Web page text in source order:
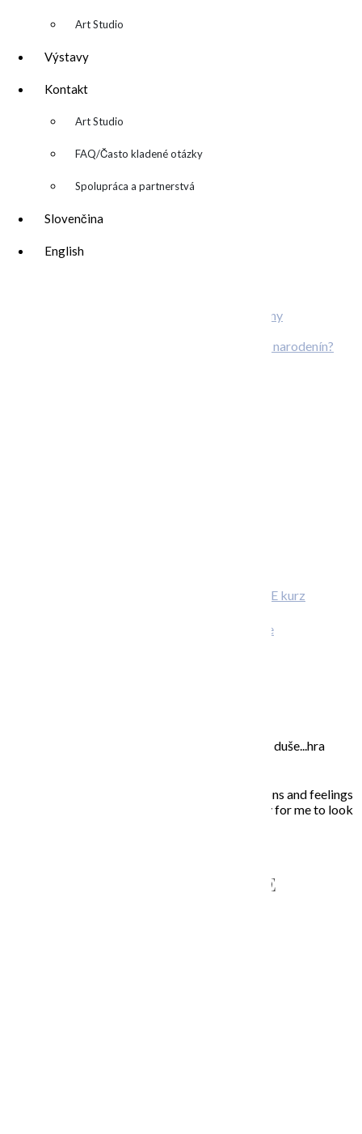
▼ Art Studio
Výstavy
Kontakt
▼ Art Studio
FAQ/Často kladené otázky
Spolupráca a partnerstvá
Slovenčina
English
Related Posts
Kreatívny
Plánujete svadbu? Alebo originálnu oslavu narodenín?
ONLINE kurz
Stiahni si wallpaper alebo desktop pozadie
Moje maľovanie je intuitívne, sú to príbehy mojej duše...hra
In my paintings I try to capture everyday situations and feelings
that touched my soul. Painting is the opportunity for me to look
NAPÍŠTE MI – CONTACT ME